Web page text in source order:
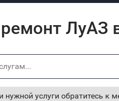
ЛуАЗ
услуги обратитесь к